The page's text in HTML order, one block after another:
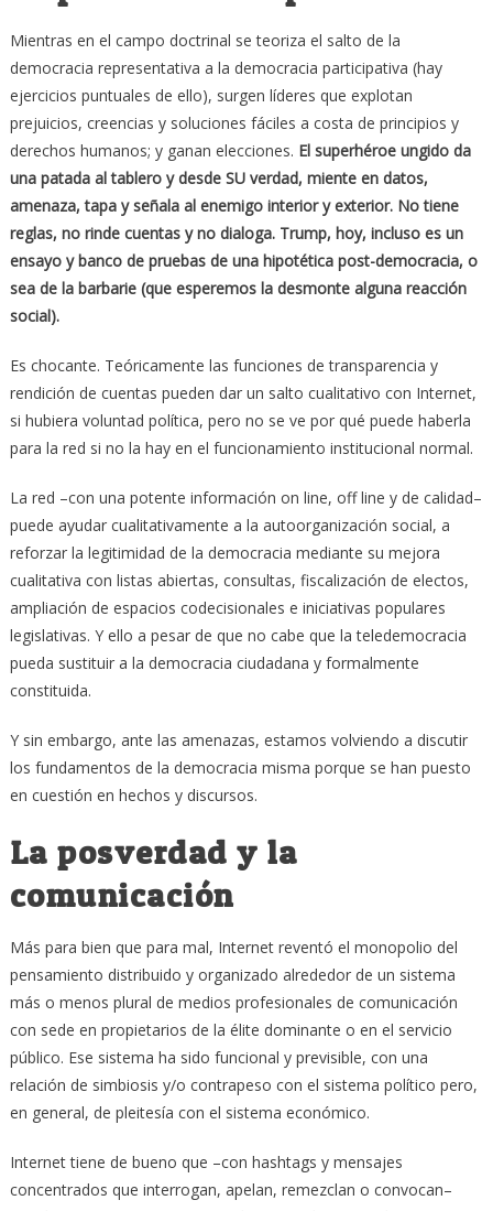
Mientras en el campo doctrinal se teoriza el salto de la
democracia representativa a la democracia participativa (hay
ejercicios puntuales de ello), surgen líderes que explotan
prejuicios, creencias y soluciones fáciles a costa de principios y
derechos humanos; y ganan elecciones. El superhéroe ungido da
una patada al tablero y desde SU verdad, miente en datos,
amenaza, tapa y señala al enemigo interior y exterior. No tiene
reglas, no rinde cuentas y no dialoga. Trump, hoy, incluso es un
ensayo y banco de pruebas de una hipotética post-democracia, o
sea de la barbarie (que esperemos la desmonte alguna reacción
social).
Es chocante. Teóricamente las funciones de transparencia y
rendición de cuentas pueden dar un salto cualitativo con Internet,
si hubiera voluntad política, pero no se ve por qué puede haberla
para la red si no la hay en el funcionamiento institucional normal.
La red –con una potente información on line, off line y de calidad–
puede ayudar cualitativamente a la autoorganización social, a
reforzar la legitimidad de la democracia mediante su mejora
cualitativa con listas abiertas, consultas, fiscalización de electos,
ampliación de espacios codecisionales e iniciativas populares
legislativas. Y ello a pesar de que no cabe que la teledemocracia
pueda sustituir a la democracia ciudadana y formalmente
constituida.
Y sin embargo, ante las amenazas, estamos volviendo a discutir
los fundamentos de la democracia misma porque se han puesto
en cuestión en hechos y discursos.
La posverdad y la
comunicación
Más para bien que para mal, Internet reventó el monopolio del
pensamiento distribuido y organizado alrededor de un sistema
más o menos plural de medios profesionales de comunicación
con sede en propietarios de la élite dominante o en el servicio
público. Ese sistema ha sido funcional y previsible, con una
relación de simbiosis y/o contrapeso con el sistema político pero,
en general, de pleitesía con el sistema económico.
Internet tiene de bueno que –con hashtags y mensajes
concentrados que interrogan, apelan, remezclan o convocan–